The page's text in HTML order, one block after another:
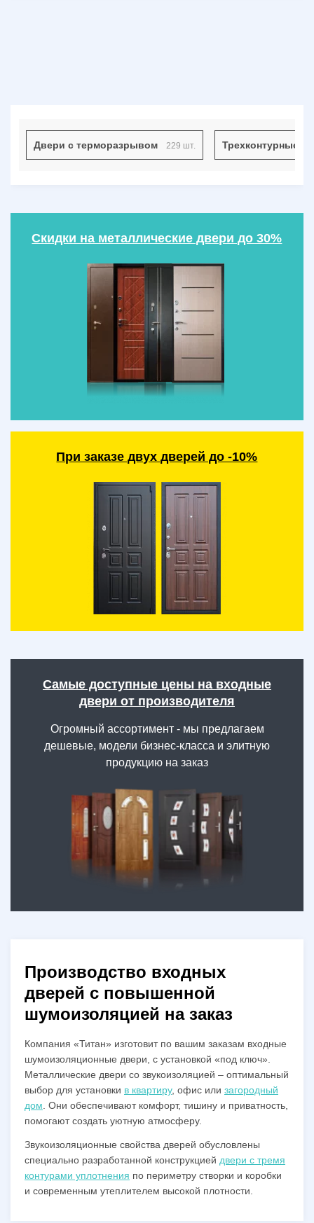
Двери с терморазрывом 229 шт. Трехконтурные
Скидки на металлические двери до 30%
При заказе двух дверей до -10%
Самые доступные цены на входные
двери от производителя
Огромный ассортимент - мы предлагаем
дешевые, модели бизнес-класса и элитную
продукцию на заказ
Производство входных
дверей с повышенной
шумоизоляцией на заказ
Компания «Титан» изготовит по вашим заказам входные
шумоизоляционные двери, с установкой «под ключ».
Металлические двери со звукоизоляцией – оптимальный
выбор для установки в квартиру, офис или загородный
дом. Они обеспечивают комфорт, тишину и приватность,
помогают создать уютную атмосферу.
Звукоизоляционные свойства дверей обусловлены
специально разработанной конструкцией двери с тремя
контурами уплотнения по периметру створки и коробки
и современным утеплителем высокой плотности.